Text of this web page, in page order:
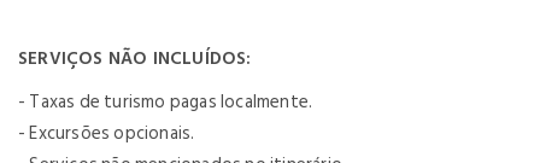
SERVIÇOS NÃO INCLUÍDOS:
- Taxas de turismo pagas localmente.
- Excursões opcionais.